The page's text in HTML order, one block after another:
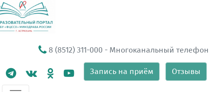
8 (8512) 311-000 - Многоканальный телефон
Запись на приём Отзывы